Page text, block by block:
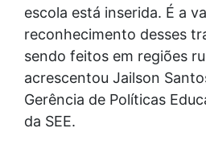
escola está inserida. É a
reconhecimento desses
sendo feitos em regiões
acrescentou Jailson
Gerência de Políticas
da SEE.